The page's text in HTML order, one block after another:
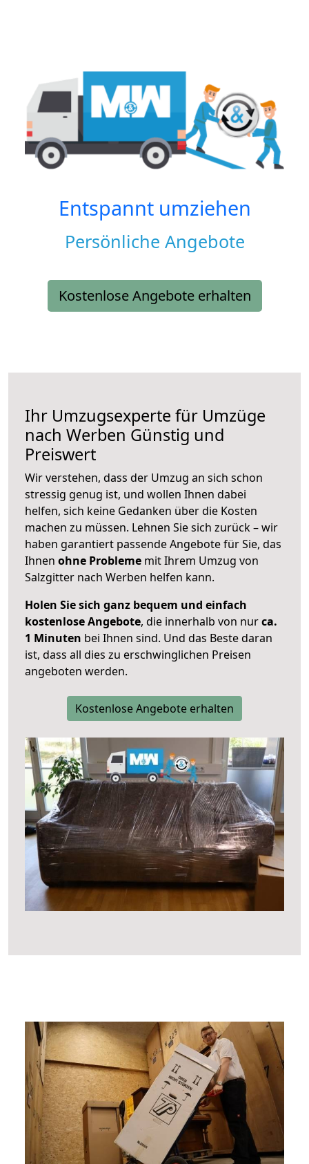
Entspannt umziehen
Persönliche Angebote
Kostenlose Angebote erhalten
Ihr Umzugsexperte für Umzüge
nach Werben Günstig und
Preiswert
Wir verstehen, dass der Umzug an sich schon
stressig genug ist, und wollen Ihnen dabei
helfen, sich keine Gedanken über die Kosten
machen zu müssen. Lehnen Sie sich zurück – wir
haben garantiert passende Angebote für Sie, das
Ihnen ohne Probleme mit Ihrem Umzug von
Salzgitter nach Werben helfen kann.
Holen Sie sich ganz bequem und einfach
kostenlose Angebote, die innerhalb von nurca.
1 Minuten bei Ihnen sind. Und das Beste daran
ist, dass all dies zu erschwinglichen Preisen
angeboten werden.
Kostenlose Angebote erhalten